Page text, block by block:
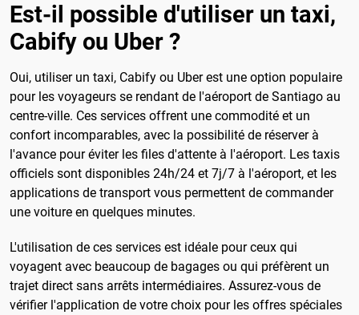
Est-il possible d'utiliser un taxi,
Cabify ou Uber ?
Oui, utiliser un taxi, Cabify ou Uber est une option populaire
pour les voyageurs se rendant de l'aéroport de Santiago au
centre-ville. Ces services offrent une commodité et un
confort incomparables, avec la possibilité de réserver à
l'avance pour éviter les files d'attente à l'aéroport. Les taxis
officiels sont disponibles 24h/24 et 7j/7 à l'aéroport, et les
applications de transport vous permettent de commander
une voiture en quelques minutes.
L'utilisation de ces services est idéale pour ceux qui
voyagent avec beaucoup de bagages ou qui préfèrent un
trajet direct sans arrêts intermédiaires. Assurez-vous de
vérifier l'application de votre choix pour les offres spéciales